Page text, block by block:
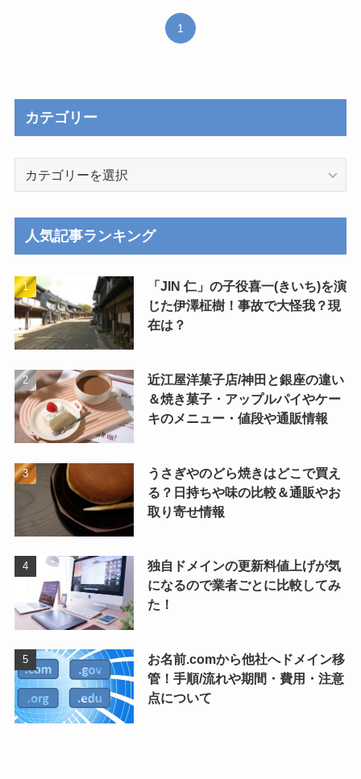
1
カテゴリー
ー
人気記事ランキング
「JIN 仁」の子役喜一(きいち)を演
じた伊澤柾樹！事故で大怪我？現
在は？
近江屋洋菓子店/神田と銀座の違い
＆焼き菓子・アップルパイやケー
キのメニュー・値段や通販情報
うさぎやのどら焼きはどこで買え
る？日持ちや味の比較＆通販やお
取り寄せ情報
独自ドメインの更新料値上げが気
になるので業者ごとに比較してみ
た！
お名前.comから他社へドメイン移
管！手順/流れや期間・費用・注意
点について